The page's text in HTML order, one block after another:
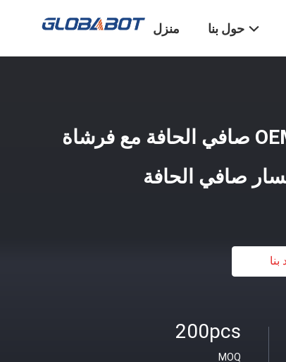
منزل حول بنا
منظف النوافذ الروبوتية OEM صافي الحافة مع فرشاة
صافي الحافة
بنا
200pcs
MOQ